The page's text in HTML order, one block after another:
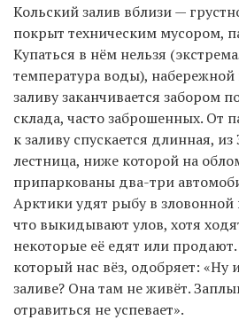
Кольский залив вблизи —
покрыт техническим мусором,
Купаться в нём нельзя
температура воды), набережной
заливу заканчивается забором
склада, часто заброшенных. От
к заливу спускается длинная, из
лестница, ниже которой на
припаркованы два-три
Арктики удят рыбу в зловонной
что выкидывают улов, хотя
некоторые её едят или
который нас вёз, одобряет: «Ну
заливе? Она там не живёт.
отравиться не успевает».